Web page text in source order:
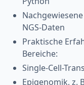
NGS-Daten
Praktische
Bereiche:
Single-Cell-
Epigenomik, z.